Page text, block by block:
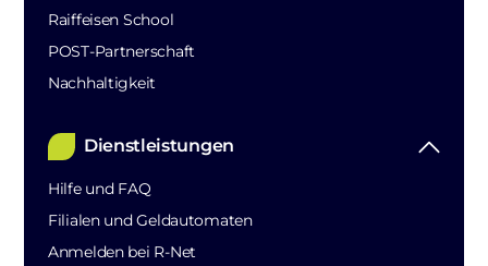
Raiffeisen School
POST-Partnerschaft
Nachhaltigkeit
Dienstleistungen
Hilfe und FAQ
Filialen und Geldautomaten
Anmelden bei R-Net